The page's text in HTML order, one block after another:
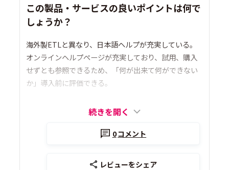
この製品・サービスの良いポイントは何で
しょうか？
海外製ETLと異なり、日本語ヘルプが充実している。
オンラインヘルプページが充実しており、試用、購入
せずとも参照できるため、「何が出来て何ができない
か」導入前に評価できる。
続きを開く
0コメント
レビューをシェア